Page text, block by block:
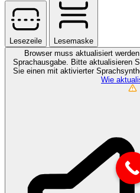
Lesezeile
Lesemaske
Browser muss aktualisiert werden
Sprachausgabe. Bitte aktualisieren
Sie einen mit aktivierter
Wie